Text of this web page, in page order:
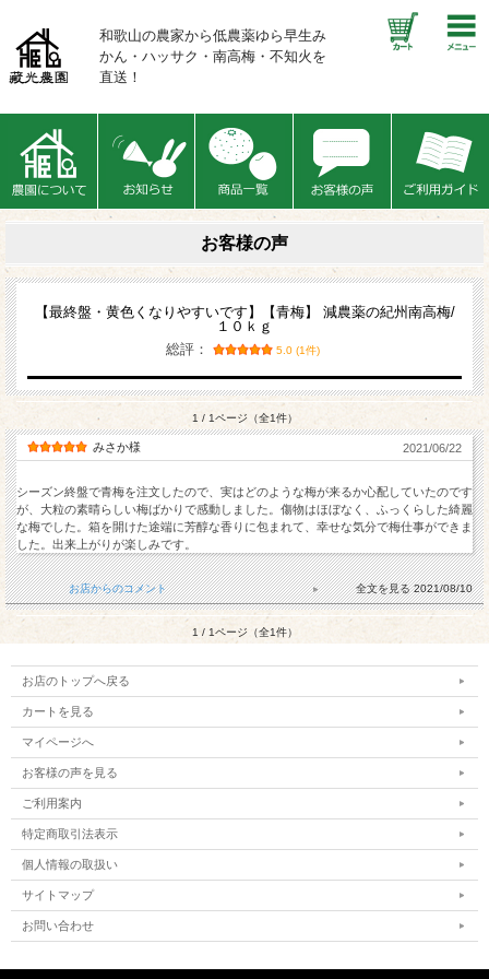
和歌山の農家から低農薬ゆら早生み
かん・ハッサク・南高梅・不知火を
直送！
お客様の声
【最終盤・黄色くなりやすいです】【青梅】 減農薬の紀州南高梅/
１０ｋｇ
総評：
5.0 (1件)
1 / 1ページ（全1件）
みさか様 2021/06/22
シーズン終盤で青梅を注文したので、実はどのような梅が来るか心配していたのです
が、大粒の素晴らしい梅ばかりで感動しました。傷物はほぼなく、ふっくらした綺麗
な梅でした。箱を開けた途端に芳醇な香りに包まれて、幸せな気分で梅仕事ができま
した。出来上がりが楽しみです。
お店からのコメント 2021/08/10
1 / 1ページ（全1件）
お店のトップへ戻る
カートを見る
マイページへ
お客様の声を見る
ご利用案内
特定商取引法表示
個人情報の取扱い
サイトマップ
お問い合わせ